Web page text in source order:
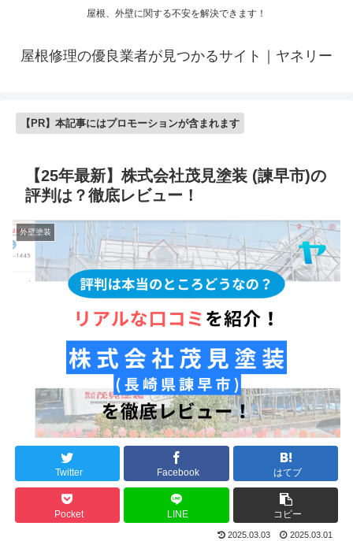
屋根、外壁に関する不安を解決できます！
屋根修理の優良業者が見つかるサイト｜ヤネリー
【PR】本記事にはプロモーションが含まれます
【25年最新】株式会社茂見塗装 (諫早市)の
評判は？徹底レビュー！
外壁塗装
Twitter Facebook はてブ
Pocket LINE コピー
2025.03.03 2025.03.01